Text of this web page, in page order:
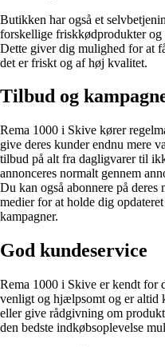
Butikken har også et
forskellige friskkødprodukter
Dette giver dig mulighed for at
det er friskt og af høj kvalitet.
Tilbud og
Rema 1000 i Skive kører
give deres kunder endnu mere
tilbud på alt fra dagligvarer til
annonceres normalt gennem
Du kan også abonnere på
medier for at holde dig
kampagner.
God kundeservice
Rema 1000 i Skive er kendt for
venligt og hjælpsomt og er altid
eller give rådgivning om
den bedste indkøbsoplevelse